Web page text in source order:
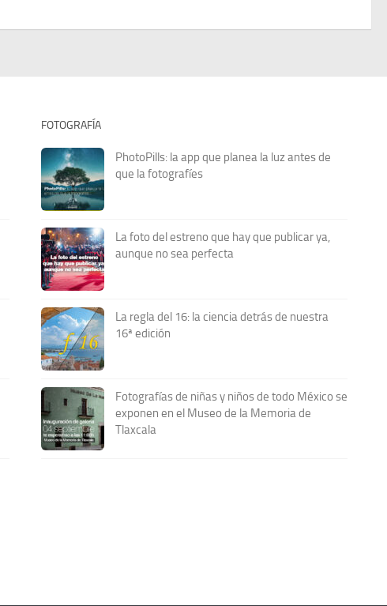
FOTOGRAFÍA
PhotoPills: la app que planea la luz antes de
que la fotografíes
La foto del estreno que hay que publicar ya,
aunque no sea perfecta
La regla del 16: la ciencia detrás de nuestra
16ª edición
Fotografías de niñas y niños de todo México se
exponen en el Museo de la Memoria de
Tlaxcala